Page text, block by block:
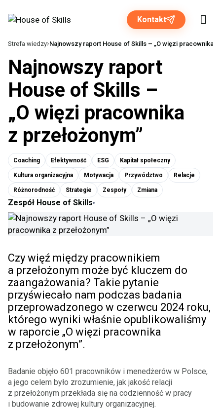
Kontakt
Rozwiązania dla biznesu
Programy otwarte
O nas
Strefa wiedzy
Strefa wiedzy Najnowszy raport House of Skills – „O więzi pracownika z
Najnowszy raport
House of Skills –
„O więzi pracownika
z przełożonym”
Coaching Efektywność ESG Kapitał społeczny
Kultura organizacyjna Motywacja Przywództwo Relacje
Różnorodność Strategie Zespoły Zmiana
Zespół House of Skills
Czy więź między pracownikiem
a przełożonym może być kluczem do
zaangażowania? Takie pytanie
przyświecało nam podczas badania
przeprowadzonego w czerwcu 2024 roku,
którego wyniki właśnie opublikowaliśmy
w raporcie „O więzi pracownika
z przełożonym”.
Badanie objęło 601 pracowników i menedżerów w Polsce,
a jego celem było zrozumienie, jak jakość relacji
z przełożonym przekłada się na codzienność w pracy
i budowanie zdrowej kultury organizacyjnej.